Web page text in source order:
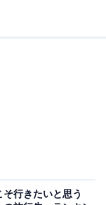
行きたいと思う